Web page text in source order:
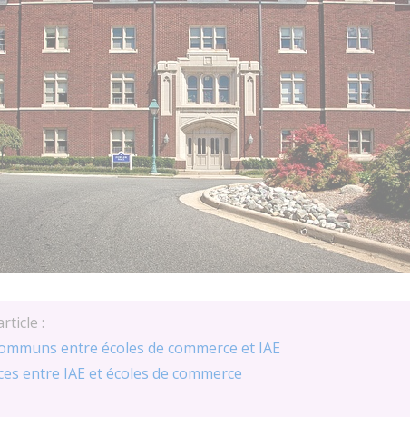
:
entre écoles de commerce et IAE
entre IAE et écoles de commerce